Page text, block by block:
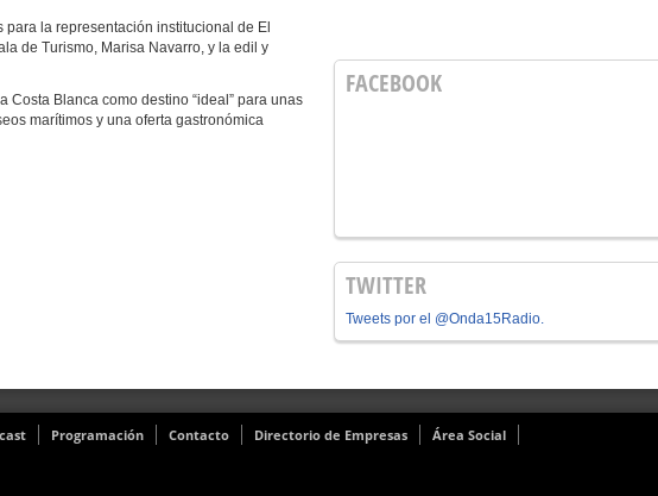
la representación institucional de El
de Turismo, Marisa Navarro, y la edil y
Blanca como destino “ideal” para unas
marítimos y una oferta gastronómica
FACEBOOK
TWITTER
Tweets por el @Onda15Radio.
Programación Contacto Directorio de Empresas
Área Social